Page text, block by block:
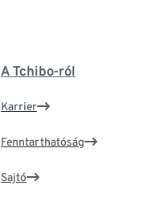
A Tchibo-ról
Karrier
Fenntarthatóság
Sajtó